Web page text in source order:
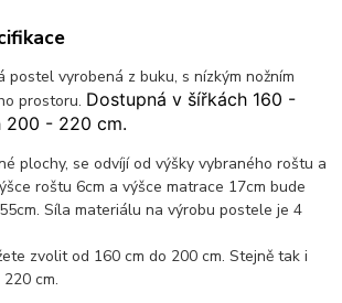
postel vyrobená z buku, s nízkým nožním
prostoru. Dostupná v šířkách 160 -
200 - 220 cm.
plochy, se odvíjí od výšky vybraného roštu a
roštu 6cm a výšce matrace 17cm bude
Síla materiálu na výrobu postele je 4
zvolit od 160 cm do 200 cm. Stejně tak i
cm.